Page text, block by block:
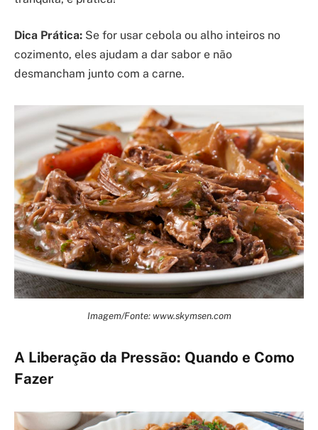
Dica Prática: Se for usar cebola ou alho inteiros no
cozimento, eles ajudam a dar sabor e não
desmancham junto com a carne.
Imagem/Fonte: www.skymsen.com
A Liberação da Pressão: Quando e Como
Fazer